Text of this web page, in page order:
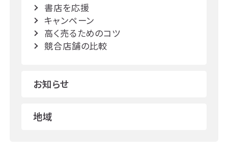
書店を応援
キャンペーン
高く売るためのコツ
競合店舗の比較
お知らせ
地域